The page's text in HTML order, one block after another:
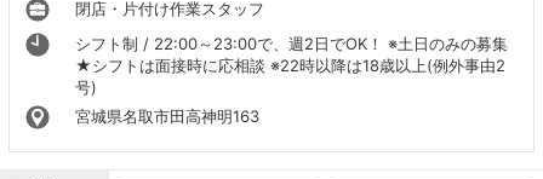
閉店・片付け作業スタッフ
シフト制 / 22:00～23:00で、週2日でOK！ ※土日のみの募集
★シフトは面接時に応相談 ※22時以降は18歳以上(例外事由2
号)
宮城県名取市田高神明163